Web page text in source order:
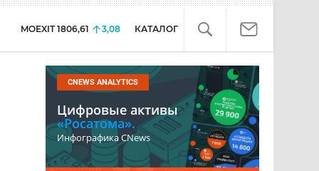
MOEXIT 1806,61 3,08 КАТАЛОГ
CNEWS ANALYTICS
Цифровые активы
«Росатома».
Инфографика CNews